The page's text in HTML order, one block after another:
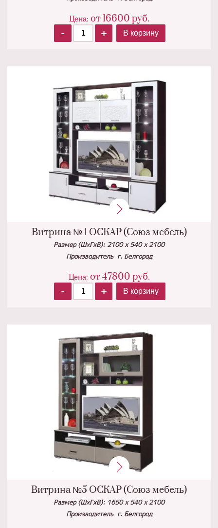
Цена: от 16600 руб.
-
+ В корзину
Витрина № 1 ОСКАР (Союз мебель)
Размер (ШхГхВ): 2100 х 540 х 2100
Производитель г. Белгород
Цена: от 47800 руб.
-
+ В корзину
Витрина №5 ОСКАР (Союз мебель)
Размер (ШхГхВ): 1650 х 540 х 2100
Производитель г. Белгород